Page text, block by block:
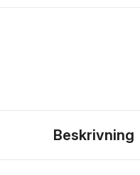
Beskrivning